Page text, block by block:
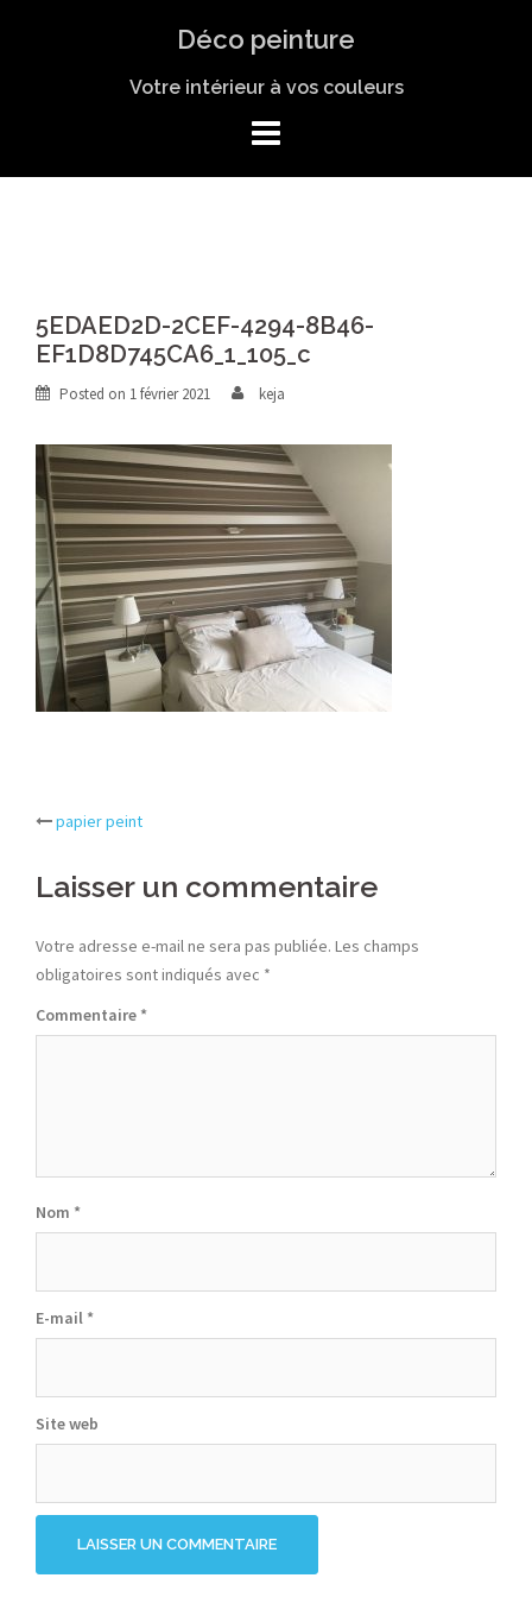
Déco peinture
Votre intérieur à vos couleurs
5EDAED2D-2CEF-4294-8B46-
EF1D8D745CA6_1_105_c
Posted on 1 février 2021 keja
Post
navigation
papier peint
Laisser un commentaire
Votre adresse e-mail ne sera pas publiée. Les champs
obligatoires sont indiqués avec *
Commentaire *
Nom *
E-mail *
Site web